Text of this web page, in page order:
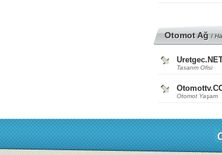
Otomot Ağ/
Tasarım Ofisi
Otomot Yaşam